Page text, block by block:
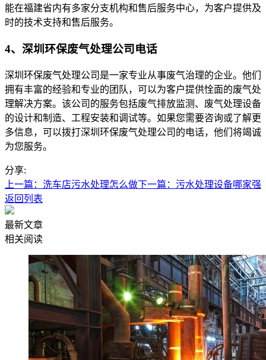
能在福建省内有多家分支机构和售后服务中心，为客户提供及
时的技术支持和售后服务。
4、深圳环保废气处理公司电话
深圳环保废气处理公司是一家专业从事废气治理的企业。他们
拥有丰富的经验和专业的团队，可以为客户提供恮面的废气处
理解决方案。该公司的服务包括废气排放监测、废气处理设备
的设计和制造、工程安装和调试等。如果您需要咨询或了解更
多信息，可以拨打深圳环保废气处理公司的电话，他们将竭诚
为您服务。
分享:
上一篇：洗车店污水处理怎么做下一篇：污水处理设备哪家强
返回列表
最新文章
相关阅读